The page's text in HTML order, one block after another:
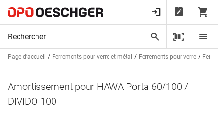
Page d’accueil Ferrements pour verre et métal Ferrements pour verre
Amortissement pour HAWA Porta 60/100 /
DIVIDO 100